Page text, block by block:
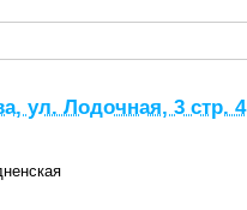
ул. Лодочная, 3 стр. 4